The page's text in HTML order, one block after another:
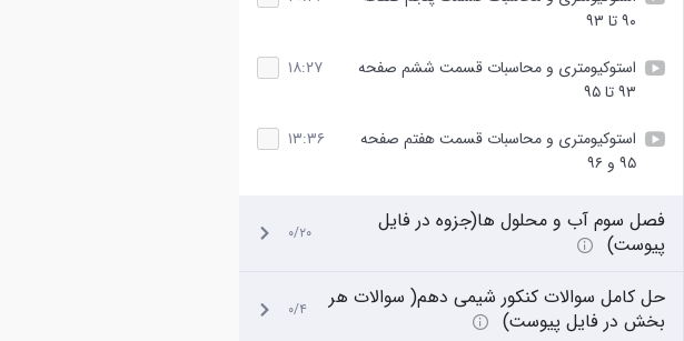
۹۰ تا ۹۳
استوکیومتری و محاسبات قسمت ششم صفحه
۹۳ تا ۹۵
۱۸:۲۷
استوکیومتری و محاسبات قسمت هفتم صفحه
۹۵ و ۹۶
۱۳:۳۶
فصل سوم آب و محلول ها(جزوه در فایل
پیوست)
۰/۲۰
حل کامل سوالات کنکور شیمی دهم( سوالات هر
بخش در فایل پیوست)
۰/۴